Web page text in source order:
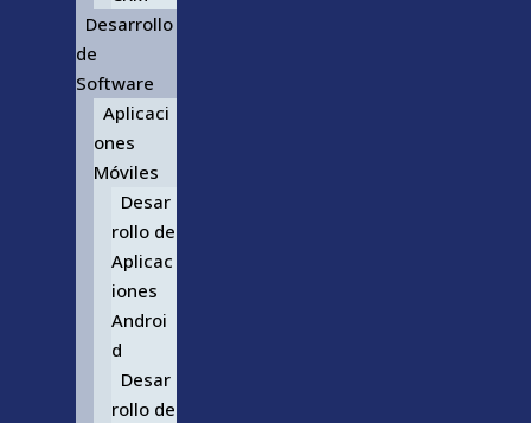
Desarrollo
de
Software
Aplicaci
ones
Móviles
Desar
rollo de
Aplicac
iones
Androi
d
Desar
rollo de